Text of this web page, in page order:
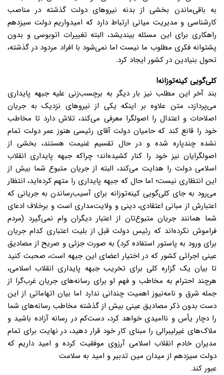
به باقی‌ماندن بخشی از بدنه نیروهای دولت گذشته در مناصب
کارشناسی و مدیریت میانی ارتباط دارد که امیدواریم دولت سیزدهم
راهکاری برای این مسئله بیندیشد، البته تغییرات اتوبوسی و بدون
پشتوانه فکری مطلوب ما نیست اما نمی‌شود با افراد مردود در گذشته،
تحول بنیادین در کشور ایجاد کرد.
کلی‌گویی کینه‌توزانه!
بند آخر این مطلب نیز بار دیگر به برچسب‌زنی علیه جبهه پایداری
می‌پردازد، متن علاوه بر اینکه یکی از نیروهای نزدیک به جریان
اصلاحات و اعتدال را اصولگرا معرفی می‌کند، تلاش دارد تا مخاطب
خود را قانع کند که حامیان دولت آقای رئیسی هنوز عمر دولت تمام
نشده چندپاره شده و در حال تقسیم غنیمت هستند، بخشی از
اصولگرایان نیز خود را کنار کشیده‌اند؛ چراکه جبهه پایداری انقلاب
اسلامی دولت را هدایت می‌کند، البته از جریان متبوع شما بیش از
این انتظاری نیست؛ اما حال که جبهه پایداری را متهم کرده‌اید، انتظار
می‌رود به جای کلی‌گویی کینه‌توزانه برای آسیب‌رساندن به جریانی که
اعتبارش از مبانی اعتقادی، دینی و ولایت‌مداری است و برخلاف ادعای
شما همانند جریان متبوع‌تان از اعتبار دیگران وام نمی‌گیرد (مردم
فراموش نکرده‌اند که رئیس دولت قبل از بلیت اعتباری کدام جریان
برای ورود به پاستور استفاده کرد) به صورت جزئی و صریح از مصادیق
عینی اجرائی کشور که در اختیار اعضای این جبهه است، صحبت کنید
تا بیان یک گزاره کلی برای تخریب جبهه پایداری انقلاب اسلامی،
هرچند احترام به مخاطب و فهم او برای رسانه‌های جریان غرب‌گرا از
جمله شرق و نامه‌نیوز اهمیت چندانی ندارد اما بیان اتهاماتی از این
دست بدون ذکر مصادیق عینی بیش از گذشته مخاطب رسانه‌های شما
را دچار یأس و ناامیدی خواهد کرد، دست‌کم در رسانه آزاده باشید و
ملاک‌های غیرلیبرالی را مبنای کار خود قرار دهید، در نهایت برای تمام
مدیران خادم انقلاب اسلامی آرزوی موفقیت کرده و امید داریم که
دولت سیزدهم از میدان مین تدبیر و امید به سلامت
عبور کند.